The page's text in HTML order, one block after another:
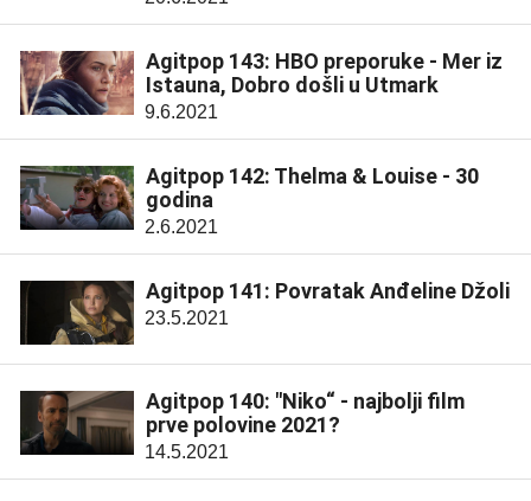
Agitpop 143: HBO preporuke - Mer iz
Istauna, Dobro došli u Utmark
9.6.2021
Agitpop 142: Thelma & Louise - 30
godina
2.6.2021
Agitpop 141: Povratak Anđeline Džoli
23.5.2021
Agitpop 140: "Niko“ - najbolji film
prve polovine 2021?
14.5.2021